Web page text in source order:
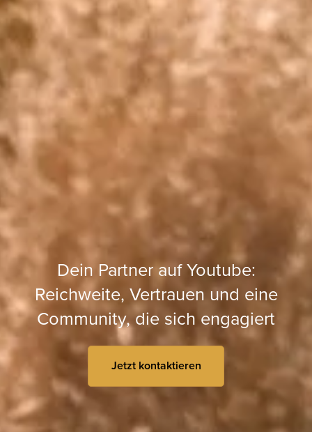
Dein Partner auf Youtube:
Reichweite, Vertrauen und eine
Community, die sich engagiert
Jetzt kontaktieren